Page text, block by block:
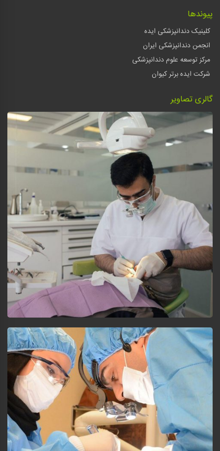
پیوندها
کلینیک دندانپزشکی ایده
انجمن دندانپزشکی ایران
مرکز توسعه علوم دندانپزشکی
شرکت ایده برتر کیوان
گالری تصاویر